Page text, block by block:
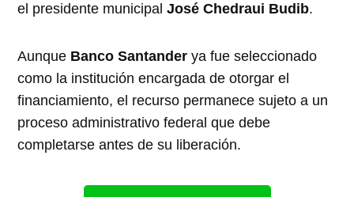
el presidente municipalJosé Chedraui Budib.
Aunque Banco Santander ya fue seleccionado
como la institución encargada de otorgar el
financiamiento, el recurso permanece sujeto a un
proceso administrativo federal que debe
completarse antes de su liberación.